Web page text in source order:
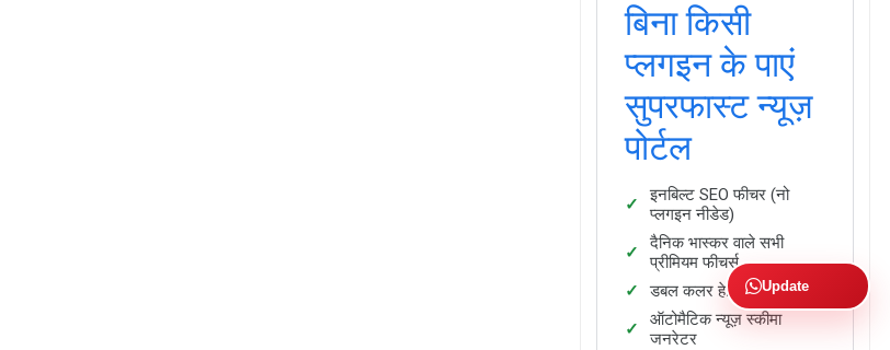
बिना किसी
प्लगइन के पाएं
सुपरफास्ट न्यूज़
पोर्टल
इनबिल्ट SEO फीचर (नो
प्लगइन नीडेड)
दैनिक भास्कर वाले सभी
प्रीमियम फीचर्स
डबल कलर हेडिंग फैसिलिटी
ऑटोमैटिक न्यूज़ स्कीमा
जनरेटर
Update